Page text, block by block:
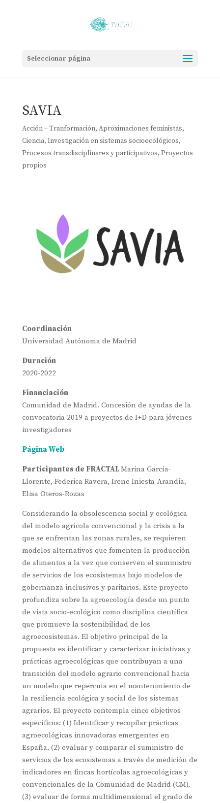
Seleccionar página
SAVIA
Acción – Tranformación, Aproximaciones feministas,
Ciencia, Investigación en sistemas socioecológicos,
Procesos transdisciplinares y participativos, Proyectos
propios
Coordinación
Universidad Autónoma de Madrid
Duración
2020-2022
Financiación
Comunidad de Madrid. Concesión de ayudas de la
convocatoria 2019 a proyectos de I+D para jóvenes
investigadores
Página Web
Participantes de FRACTALMarina García-
Llorente, Federica Ravera, Irene Iniesta-Arandia,
Elisa Oteros-Rozas
Considerando la obsolescencia social y ecológica
del modelo agrícola convencional y la crisis a la
que se enfrentan las zonas rurales, se requieren
modelos alternativos que fomenten la producción
de alimentos a la vez que conserven el suministro
de servicios de los ecosistemas bajo modelos de
gobernanza inclusivos y paritarios. Este proyecto
profundiza sobre la agroecología desde un punto
de vista socio-ecológico como disciplina científica
que promueve la sostenibilidad de los
agroecosistemas. El objetivo principal de la
propuesta es identificar y caracterizar iniciativas y
prácticas agroecológicas que contribuyan a una
transición del modelo agrario convencional hacia
un modelo que repercuta en el mantenimiento de
la resiliencia ecológica y social de los sistemas
agrarios. El proyecto contempla cinco objetivos
específicos: (1) Identificar y recopilar prácticas
agroecológicas innovadoras emergentes en
España, (2) evaluar y comparar el suministro de
servicios de los ecosistemas a través de medición de
indicadores en fincas hortícolas agroecológicas y
convencionales de la Comunidad de Madrid (CM),
(3) evaluar de forma multidimensional el grado de